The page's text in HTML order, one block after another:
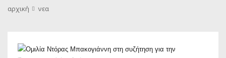
αρχική νεα